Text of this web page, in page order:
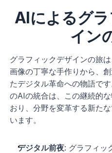
AIによるグ
イン
グラフィックデザインの旅
画像の丁寧な手作りから、
たデジタル革命への物語で
のAIの統合は、この継続的
おり、分野を変革する新た
います。
デジタル前夜: グラフィッ